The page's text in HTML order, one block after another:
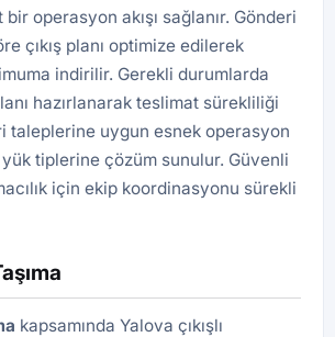
bir operasyon akışı sağlanır. Gönderi
çıkış planı optimize edilerek
indirilir. Gerekli durumlarda
hazırlanarak teslimat sürekliliği
taleplerine uygun esnek operasyon
tiplerine çözüm sunulur. Güvenli
için ekip koordinasyonu sürekli
kapsamında Yalova çıkışlı